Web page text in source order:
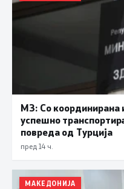
МЗ: Со координирана
успешно
повреда од Турција
пред 14 ч.
МАКЕДОНИЈА